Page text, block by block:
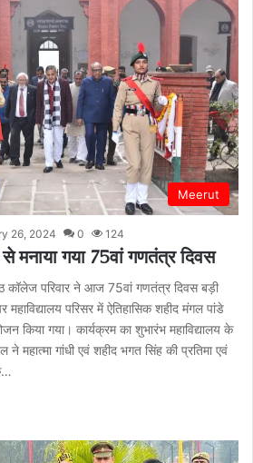
Meerut
26, 2024 0 124
मनाया गया 75वां गणतंत्र दिवस
परिवार ने आज 75वां गणतंत्र दिवस बड़ी
परिसर में ऐतिहासिक शहीद मंगल पांडे
किया गया। कार्यक्रम का शुभारंभ महाविद्यालय के
महात्मा गांधी एवं शहीद भगत सिंह की प्रतिमा एवं